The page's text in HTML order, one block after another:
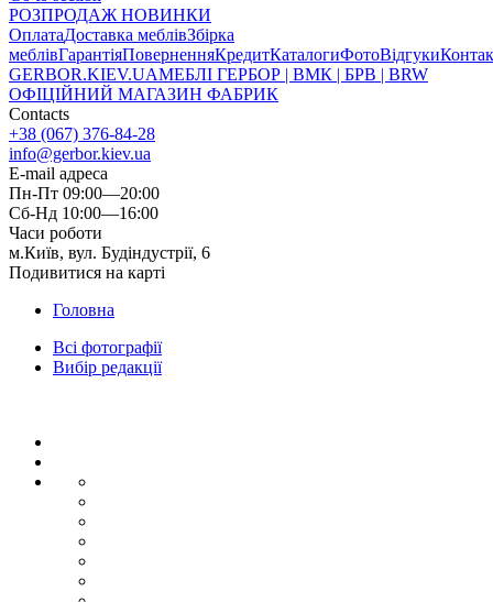
РОЗПРОДАЖ НОВИНКИ
ОплатаДоставка меблівЗбірка
меблівГарантіяПоверненняКредитКаталогиФотоВідгуки
GERBOR.KIEV.UAМЕБЛI ГЕРБОР | ВМК | БРВ | BRW
ОФІЦІЙНИЙ МАГАЗИН ФАБРИК
Contacts
+38 (067) 376-84-28
info@gerbor.kiev.ua
E-mail адреса
Пн-Пт 09:00—20:00
Сб-Нд 10:00—16:00
Часи роботи
м.Київ, вул. Будіндустрії, 6
Подивитися на карті
Головна
Всі фотографії
Вибір редакції